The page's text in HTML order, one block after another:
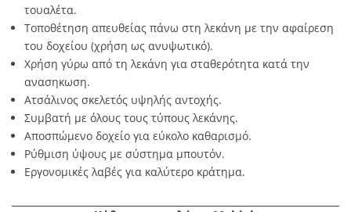
τουαλέτα.
Τοποθέτηση απευθείας πάνω στη λεκάνη με την αφαίρεση
του δοχείου (χρήση ως ανυψωτικό).
Χρήση γύρω από τη λεκάνη για σταθερότητα κατά την
ανασηκωση.
Ατσάλινος σκελετός υψηλής αντοχής.
Συμβατή με όλους τους τύπους λεκάνης.
Αποσπώμενο δοχείο για εύκολο καθαρισμό.
Ρύθμιση ύψους με σύστημα μπουτόν.
Εργονομικές λαβές για καλύτερο κράτημα.